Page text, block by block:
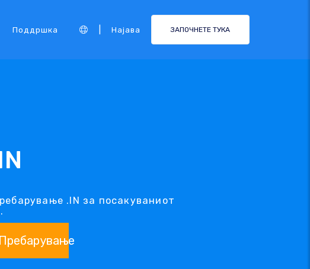
Поддршка Најава ЗАПОЧНЕТЕ ТУКА
.IN за посакуваниот
Пребарување